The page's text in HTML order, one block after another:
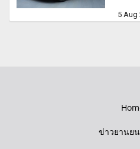
5 Aug
ข่าวยานย